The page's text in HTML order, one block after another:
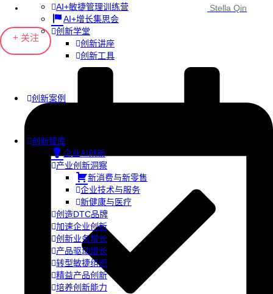
AI+敏捷管理训练营
AI+增长集思会
创新学堂
创新讲座
创新工具
创新案例
创新智库
企业AI创新
产业创新洞察
新消费与新零售
企业技术与服务
新健康与医疗
创造DTC品牌
加速企业创新
创新业务增长
产品驱动增长
转型敏捷组织
精益产品创新
培养创新能力
Stella Qin
+ 关注